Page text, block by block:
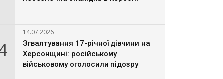
14.07.2026
Згвалтування 17-річної дівчини на
Херсонщині: російському
військовому оголосили підозру